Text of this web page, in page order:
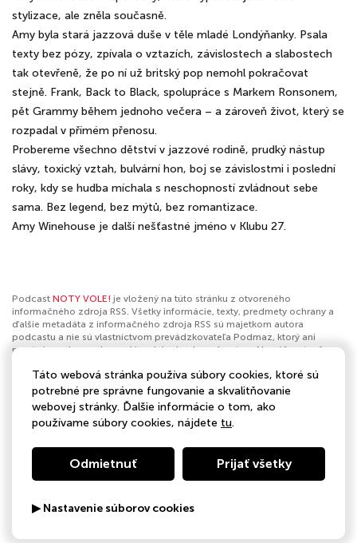
stylizace, ale zněla současně.
Amy byla stará jazzová duše v těle mladé Londýňanky. Psala
texty bez pózy, zpívala o vztazích, závislostech a slabostech
tak otevřeně, že po ní už britský pop nemohl pokračovat
stejně. Frank, Back to Black, spolupráce s Markem Ronsonem,
pět Grammy během jednoho večera – a zároveň život, který se
rozpadal v přímém přenosu.
Probereme všechno dětství v jazzové rodině, prudký nástup
slávy, toxický vztah, bulvární hon, boj se závislostmi i poslední
roky, kdy se hudba míchala s neschopností zvládnout sebe
sama. Bez legend, bez mýtů, bez romantizace.
Amy Winehouse je další nešťastné jméno v Klubu 27.
Podcast NOTY VOLE! je vložený na túto stránku z otvoreného
informačného zdroja RSS. Všetky informácie, texty, predmety ochrany a
ďalšie metadáta z informačného zdroja RSS sú majetkom autora
podcastu a nie sú vlastníctvom prevádzkovateľa Podmaz, ktorý ani
nevytvára ani nezodpovedá za ich obsah podcastov. Ak máš za to, že
nahlásiť obsah. Ak je toto tvoj podcast a chceš získať kontrolu nad týmto
profilomklikni sem.
Autor:Headliner hudební magazín
Kategórie: Komentáre k hudbe
Táto webová stránka používa súbory cookies, ktoré sú
potrebné pre správne fungovanie a skvalitňovanie
webovej stránky. Ďalšie informácie o tom, ako
používame súbory cookies, nájdete tu.
Odmietnuť Prijať všetky
▶ Nastavenie súborov cookies